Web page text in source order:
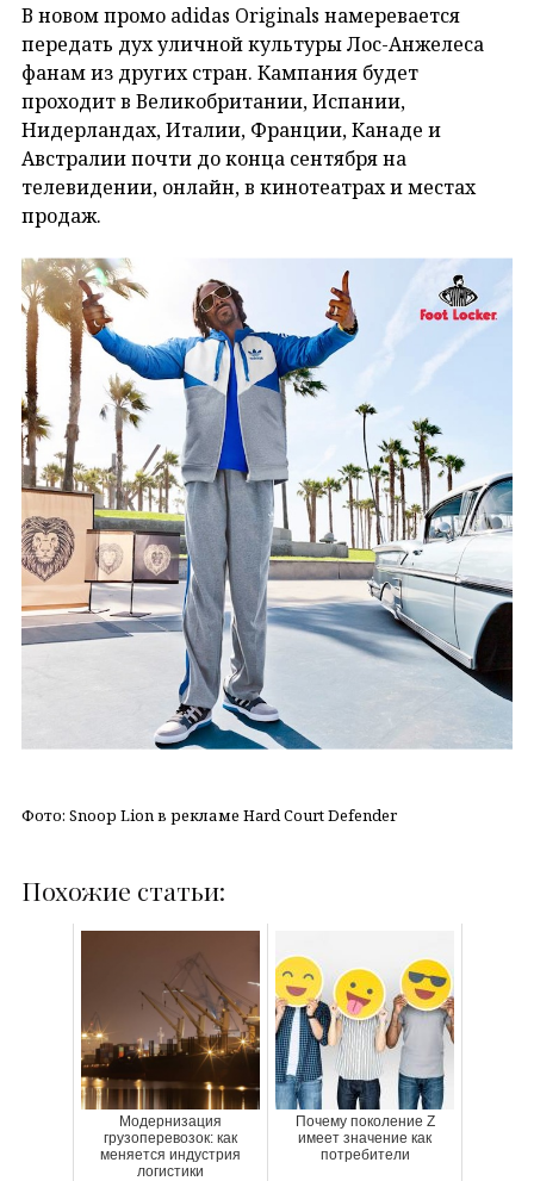
В новом промо adidas Originals намеревается
передать дух уличной культуры Лос-Анжелеса
фанам из других стран. Кампания будет
проходит в Великобритании, Испании,
Нидерландах, Италии, Франции, Канаде и
Австралии почти до конца сентября на
телевидении, онлайн, в кинотеатрах и местах
продаж.
Фото: Snoop Lion в рекламе Hard Court Defender
Похожие статьи:
Модернизация
грузоперевозок: как
меняется индустрия
логистики
Почему поколение Z
имеет значение как
потребители